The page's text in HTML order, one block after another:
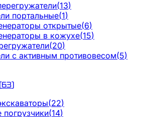
(13)
портальные(1)
открытые(6)
в кожухе(15)
(20)
с активным противовесом(5)
(63)
(22)
(14)